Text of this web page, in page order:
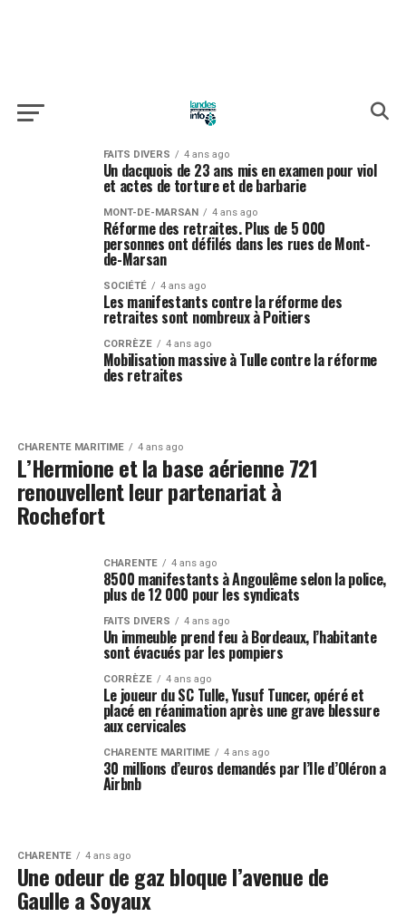
FAITS DIVERS 4 ans ago
Un dacquois de 23 ans mis en examen pour viol
et actes de torture et de barbarie
MONT-DE-MARSAN 4 ans ago
Réforme des retraites. Plus de 5 000
personnes ont défilés dans les rues de Mont-
de-Marsan
SOCIÉTÉ 4 ans ago
Les manifestants contre la réforme des
retraites sont nombreux à Poitiers
CORRÈZE 4 ans ago
Mobilisation massive à Tulle contre la réforme
des retraites
CHARENTE MARITIME 4 ans ago
L’Hermione et la base aérienne 721
renouvellent leur partenariat à
Rochefort
CHARENTE 4 ans ago
8500 manifestants à Angoulême selon la police,
plus de 12 000 pour les syndicats
FAITS DIVERS 4 ans ago
Un immeuble prend feu à Bordeaux, l’habitante
sont évacués par les pompiers
CORRÈZE 4 ans ago
Le joueur du SC Tulle, Yusuf Tuncer, opéré et
placé en réanimation après une grave blessure
aux cervicales
CHARENTE MARITIME 4 ans ago
30 millions d’euros demandés par l’Ile d’Oléron a
Airbnb
CHARENTE 4 ans ago
Une odeur de gaz bloque l’avenue de
Gaulle a Soyaux